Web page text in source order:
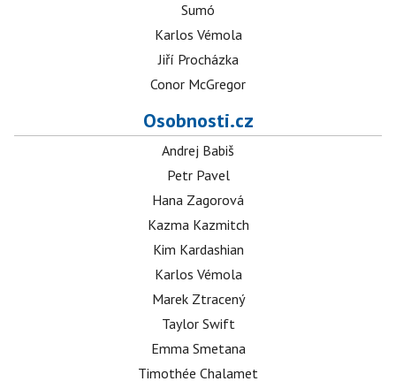
Sumó
Karlos Vémola
Jiří Procházka
Conor McGregor
Osobnosti.cz
Andrej Babiš
Petr Pavel
Hana Zagorová
Kazma Kazmitch
Kim Kardashian
Karlos Vémola
Marek Ztracený
Taylor Swift
Emma Smetana
Timothée Chalamet